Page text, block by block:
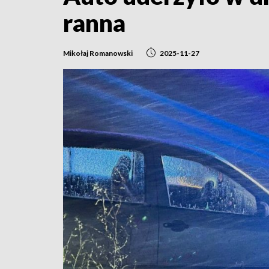
ranna
Mikołaj Romanowski 2025-11-27